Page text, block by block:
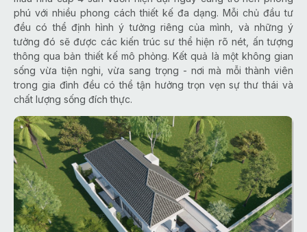
phú với nhiều phong cách thiết kế đa dạng. Mỗi chủ đầu tư
đều có thể định hình ý tưởng riêng của mình, và những ý
tưởng đó sẽ được các kiến trúc sư thể hiện rõ nét, ấn tượng
thông qua bản thiết kế mô phỏng. Kết quả là một không gian
sống vừa tiện nghi, vừa sang trọng - nơi mà mỗi thành viên
trong gia đình đều có thể tận hưởng trọn vẹn sự thư thái và
chất lượng sống đích thực.